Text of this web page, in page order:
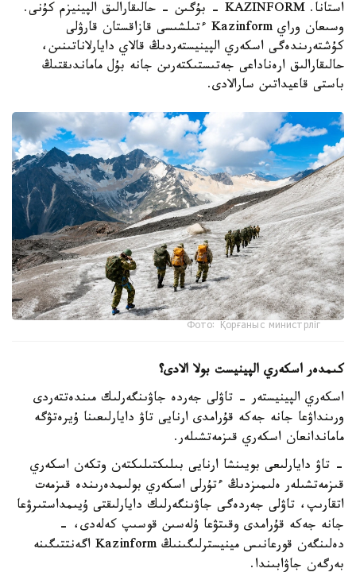
استانا. KAZINFORM - بۇگىن - حالىقارالىق الپينيزم كۇنى.
وسىعان وراي Kazinform ءتىلشىسى قازاقستان قارۋلى
كۇشتەرىندەگى اسكەري الپينيستەردىڭ قالاي دايارلاناتىنىن،
حالىقارالىق ارەناداعى جەتىستىكتەرىن جانە بۇل ماماندىقتىڭ
باستى قاعيداتىن سارالادى.
Фото: Қорғаныс министрліг
كىمدەر اسكەري الپينيست بولا الادى؟
اسكەري الپينيستەر - تاۋلى جەردە جاۋىنگەرلىك مىندەتتەردى
ورىنداۋعا جانە جەكە قۇرامدى ارنايى تاۋ دايارلىعىنا ۇيرەتۋگە
ماماندانعان اسكەري قىزمەتشىلەر.
- تاۋ دايارلىعى بويىنشا ارنايى بىلىكتىلىكتەن وتكەن اسكەري
قىزمەتشىلەر ەلىمىزدىڭ ءتۇرلى اسكەري بولىمدەرىندە قىزمەت
اتقارىپ، تاۋلى جەردەگى جاۋىنگەرلىك دايارلىقتى ۇيىمداستىرۋعا
جانە جەكە قۇرامدى وقىتۋعا ۇلەسىن قوسىپ كەلەدى، -
دەلىنگەن قورعانىس مينيسترلىگىنىڭ Kazinform اگەنتتىگىنە
بەرگەن جاۋابىندا.